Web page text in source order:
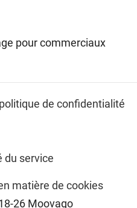
pour commerciaux
de confidentialité
du service
matière de cookies
26 Moovago